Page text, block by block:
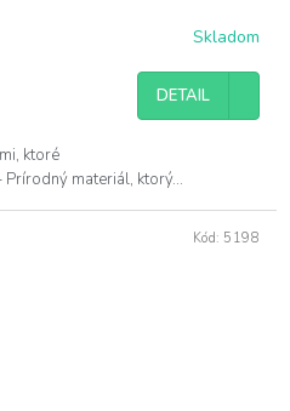
Skladom
DETAIL
ktoré
materiál, ktorý...
Kód: 5198